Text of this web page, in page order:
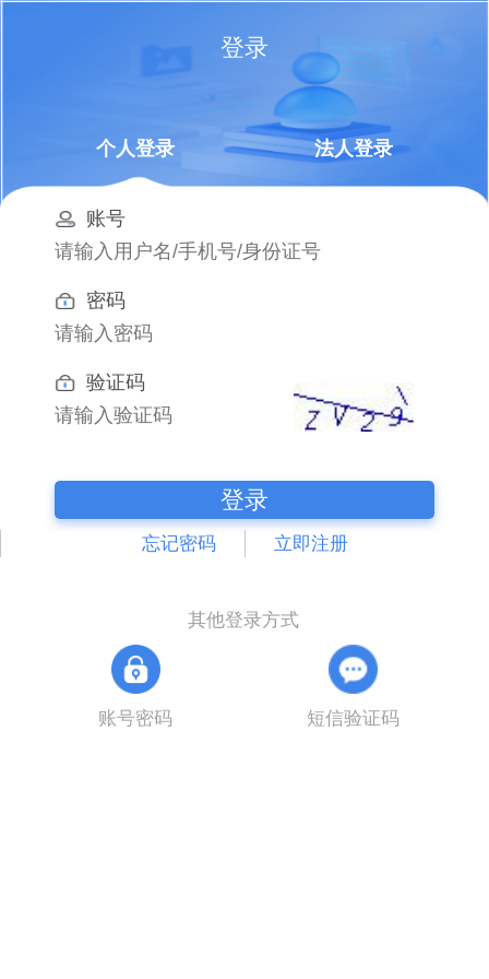
登录
个人登录 法人登录
账号
密码
验证码
登录
忘记密码 立即注册
其他登录方式
账号密码 短信验证码